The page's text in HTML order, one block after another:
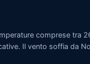
comprese tra
Il vento soffia da